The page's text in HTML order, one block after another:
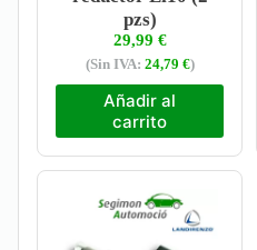
pzs)
29,99 €
(Sin IVA: 24,79 €)
Añadir al
carrito